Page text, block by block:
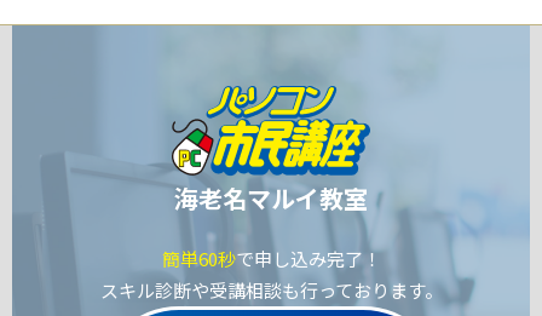
海老名マルイ教室
簡単60秒で申し込み完了！
スキル診断や受講相談も行っております。